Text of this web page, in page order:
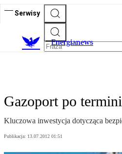
Serwisy
Energianews
Gazoport po
Kluczowa inwestycja dotycząca
Publikacja: 13.07.2012 01:51